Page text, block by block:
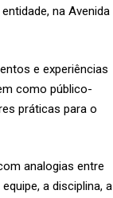
na Avenida
e experiências
como público-
práticas para o
analogias entre
a disciplina, a